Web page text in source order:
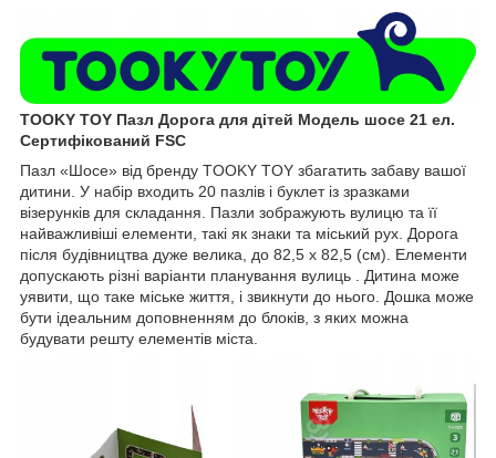
TOOKY TOY Пазл Дорога для дітей Модель шосе 21 ел.
Сертифікований FSC
Пазл «Шосе» від бренду TOOKY TOY збагатить забаву вашої
дитини. У набір входить 20 пазлів і буклет із зразками
візерунків для складання. Пазли зображують вулицю та її
найважливіші елементи, такі як знаки та міський рух. Дорога
після будівництва дуже велика, до 82,5 х 82,5 (см). Елементи
допускають різні варіанти планування вулиць . Дитина може
уявити, що таке міське життя, і звикнути до нього. Дошка може
бути ідеальним доповненням до блоків, з яких можна
будувати решту елементів міста.